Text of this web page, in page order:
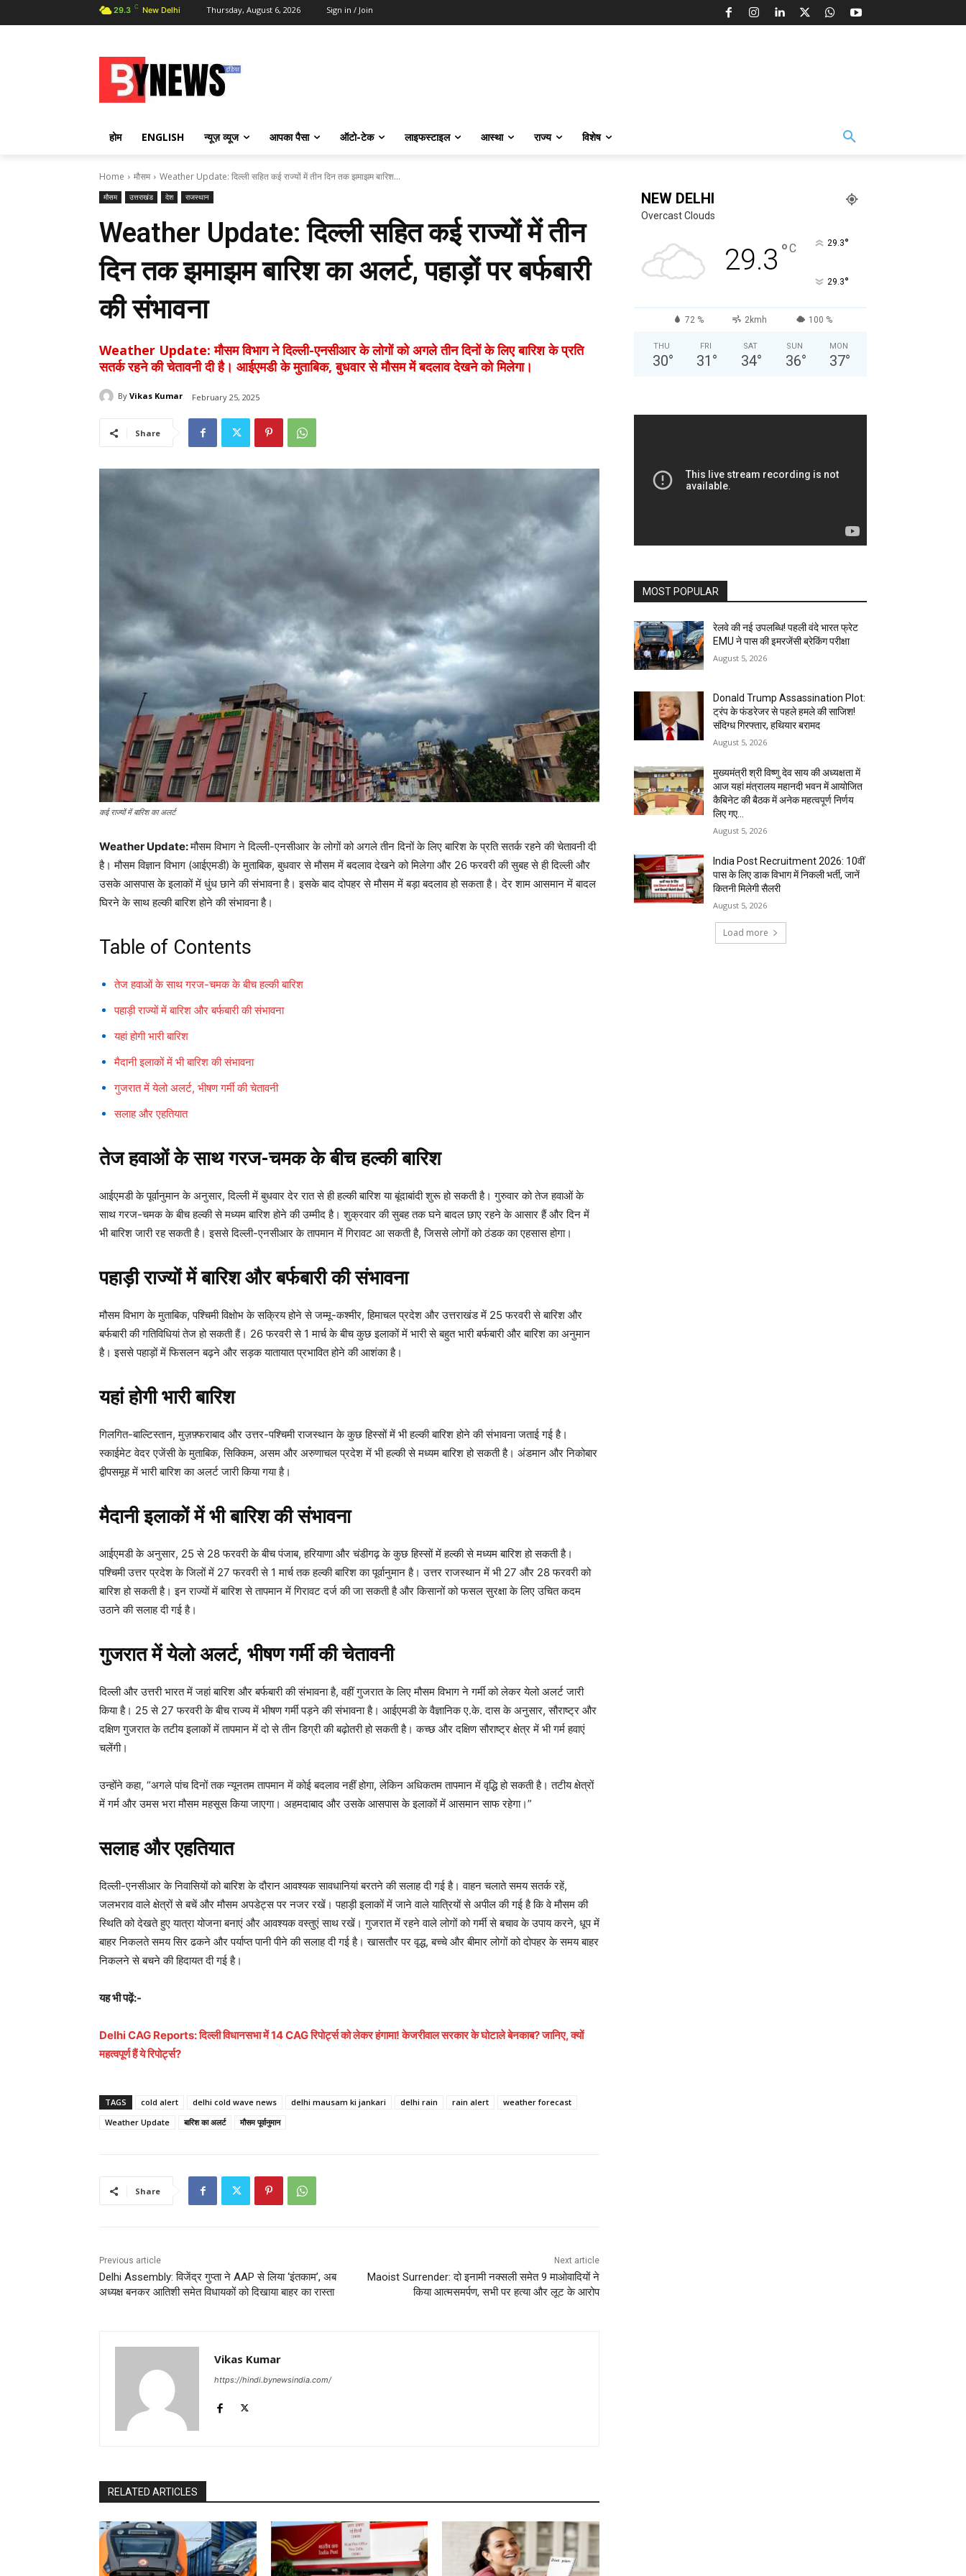
29.3 C New Delhi Thursday, August 6, 2026 Sign in / Join
होम ENGLISH न्यूज़ व्यूज आपका पैसा ऑटो-टेक लाइफस्टाइल आस्था राज्य विशेष
Home मौसम Weather Update: दिल्ली सहित कई राज्यों में तीन दिन तक झमाझम बारिश...
मौसम उत्तराखंड देश राजस्थान
Weather Update: दिल्ली सहित कई राज्यों में तीन
दिन तक झमाझम बारिश का अलर्ट, पहाड़ों पर बर्फबारी
की संभावना
Weather Update: मौसम विभाग ने दिल्ली-एनसीआर के लोगों को अगले तीन दिनों के लिए बारिश के प्रति
सतर्क रहने की चेतावनी दी है। आईएमडी के मुताबिक, बुधवार से मौसम में बदलाव देखने को मिलेगा।
By Vikas Kumar February 25, 2025
Share
कई राज्यों में बारिश का अलर्ट
Weather Update:मौसम विभाग ने दिल्ली-एनसीआर के लोगों को अगले तीन दिनों के लिए बारिश के प्रति सतर्क रहने की चेतावनी दी
है। मौसम विज्ञान विभाग (आईएमडी) के मुताबिक, बुधवार से मौसम में बदलाव देखने को मिलेगा और 26 फरवरी की सुबह से ही दिल्ली और
उसके आसपास के इलाकों में धुंध छाने की संभावना है। इसके बाद दोपहर से मौसम में बड़ा बदलाव हो सकता है। देर शाम आसमान में बादल
घिरने के साथ हल्की बारिश होने की संभावना है।
Table of Contents
तेज हवाओं के साथ गरज-चमक के बीच हल्की बारिश
पहाड़ी राज्यों में बारिश और बर्फबारी की संभावना
यहां होगी भारी बारिश
मैदानी इलाकों में भी बारिश की संभावना
गुजरात में येलो अलर्ट, भीषण गर्मी की चेतावनी
सलाह और एहतियात
तेज हवाओं के साथ गरज-चमक के बीच हल्की बारिश
आईएमडी के पूर्वानुमान के अनुसार, दिल्ली में बुधवार देर रात से ही हल्की बारिश या बूंदाबांदी शुरू हो सकती है। गुरुवार को तेज हवाओं के
साथ गरज-चमक के बीच हल्की से मध्यम बारिश होने की उम्मीद है। शुक्रवार की सुबह तक घने बादल छाए रहने के आसार हैं और दिन में
भी बारिश जारी रह सकती है। इससे दिल्ली-एनसीआर के तापमान में गिरावट आ सकती है, जिससे लोगों को ठंडक का एहसास होगा।
पहाड़ी राज्यों में बारिश और बर्फबारी की संभावना
मौसम विभाग के मुताबिक, पश्चिमी विक्षोभ के सक्रिय होने से जम्मू-कश्मीर, हिमाचल प्रदेश और उत्तराखंड में 25 फरवरी से बारिश और
बर्फबारी की गतिविधियां तेज हो सकती हैं। 26 फरवरी से 1 मार्च के बीच कुछ इलाकों में भारी से बहुत भारी बर्फबारी और बारिश का अनुमान
है। इससे पहाड़ों में फिसलन बढ़ने और सड़क यातायात प्रभावित होने की आशंका है।
यहां होगी भारी बारिश
गिलगित-बाल्टिस्तान, मुज़फ़्फराबाद और उत्तर-पश्चिमी राजस्थान के कुछ हिस्सों में भी हल्की बारिश होने की संभावना जताई गई है।
स्काईमेट वेदर एजेंसी के मुताबिक, सिक्किम, असम और अरुणाचल प्रदेश में भी हल्की से मध्यम बारिश हो सकती है। अंडमान और निकोबार
द्वीपसमूह में भारी बारिश का अलर्ट जारी किया गया है।
मैदानी इलाकों में भी बारिश की संभावना
आईएमडी के अनुसार, 25 से 28 फरवरी के बीच पंजाब, हरियाणा और चंडीगढ़ के कुछ हिस्सों में हल्की से मध्यम बारिश हो सकती है।
पश्चिमी उत्तर प्रदेश के जिलों में 27 फरवरी से 1 मार्च तक हल्की बारिश का पूर्वानुमान है। उत्तर राजस्थान में भी 27 और 28 फरवरी को
बारिश हो सकती है। इन राज्यों में बारिश से तापमान में गिरावट दर्ज की जा सकती है और किसानों को फसल सुरक्षा के लिए उचित कदम
उठाने की सलाह दी गई है।
गुजरात में येलो अलर्ट, भीषण गर्मी की चेतावनी
दिल्ली और उत्तरी भारत में जहां बारिश और बर्फबारी की संभावना है, वहीं गुजरात के लिए मौसम विभाग ने गर्मी को लेकर येलो अलर्ट जारी
किया है। 25 से 27 फरवरी के बीच राज्य में भीषण गर्मी पड़ने की संभावना है। आईएमडी के वैज्ञानिक ए.के. दास के अनुसार, सौराष्ट्र और
दक्षिण गुजरात के तटीय इलाकों में तापमान में दो से तीन डिग्री की बढ़ोतरी हो सकती है। कच्छ और दक्षिण सौराष्ट्र क्षेत्र में भी गर्म हवाएं
चलेंगी।
उन्होंने कहा, “अगले पांच दिनों तक न्यूनतम तापमान में कोई बदलाव नहीं होगा, लेकिन अधिकतम तापमान में वृद्धि हो सकती है। तटीय क्षेत्रों
में गर्म और उमस भरा मौसम महसूस किया जाएगा। अहमदाबाद और उसके आसपास के इलाकों में आसमान साफ रहेगा।”
सलाह और एहतियात
दिल्ली-एनसीआर के निवासियों को बारिश के दौरान आवश्यक सावधानियां बरतने की सलाह दी गई है। वाहन चलाते समय सतर्क रहें,
जलभराव वाले क्षेत्रों से बचें और मौसम अपडेट्स पर नजर रखें। पहाड़ी इलाकों में जाने वाले यात्रियों से अपील की गई है कि वे मौसम की
स्थिति को देखते हुए यात्रा योजना बनाएं और आवश्यक वस्तुएं साथ रखें। गुजरात में रहने वाले लोगों को गर्मी से बचाव के उपाय करने, धूप में
बाहर निकलते समय सिर ढकने और पर्याप्त पानी पीने की सलाह दी गई है। खासतौर पर वृद्ध, बच्चे और बीमार लोगों को दोपहर के समय बाहर
निकलने से बचने की हिदायत दी गई है।
यह भी पढ़ें:-
Delhi CAG Reports: दिल्ली विधानसभा में 14 CAG रिपोर्ट्स को लेकर हंगामा! केजरीवाल सरकार के घोटाले बेनकाब? जानिए, क्यों
महत्वपूर्ण हैं ये रिपोर्ट्स?
TAGS cold alert delhi cold wave news delhi mausam ki jankari delhi rain rain alert
weather forecast
Weather Update
बारिश का अलर्ट मौसम पूर्वानुमान
Share
Previous article
Delhi Assembly: विजेंद्र गुप्ता ने AAP से लिया ‘इंतकाम’, अब
अध्यक्ष बनकर आतिशी समेत विधायकों को दिखाया बाहर का रास्ता
Next article
Maoist Surrender: दो इनामी नक्सली समेत 9 माओवादियों ने
किया आत्मसमर्पण, सभी पर हत्या और लूट के आरोप
Vikas Kumar
https://hindi.bynewsindia.com/
RELATED ARTICLES
NEW DELHI
Overcast Clouds
29.3 °C 29.3°
29.3°
72 % 2kmh 100 %
THU
30°
FRI
31 °
SAT
34°
SUN
36°
MON
37°
MOST POPULAR
रेलवे की नई उपलब्धि! पहली वंदे भारत फ्रेट
EMU ने पास की इमरजेंसी ब्रेकिंग परीक्षा
August 5, 2026
Donald Trump Assassination Plot:
ट्रंप के फंडरेजर से पहले हमले की साजिश!
संदिग्ध गिरफ्तार, हथियार बरामद
August 5, 2026
मुख्यमंत्री श्री विष्णु देव साय की अध्यक्षता में
आज यहां मंत्रालय महानदी भवन में आयोजित
कैबिनेट की बैठक में अनेक महत्वपूर्ण निर्णय
लिए गए...
August 5, 2026
India Post Recruitment 2026: 10वीं
पास के लिए डाक विभाग में निकली भर्ती, जानें
कितनी मिलेगी सैलरी
August 5, 2026
Load more